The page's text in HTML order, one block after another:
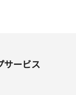
サービス